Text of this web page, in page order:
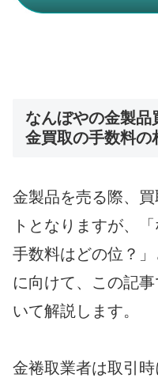
なんぼやの金製品
金買取の手数料の
金製品を売る際、
トとなりますが、
手数料はどの位？
に向けて、この記
いて解説します。
金裷取業者は取引